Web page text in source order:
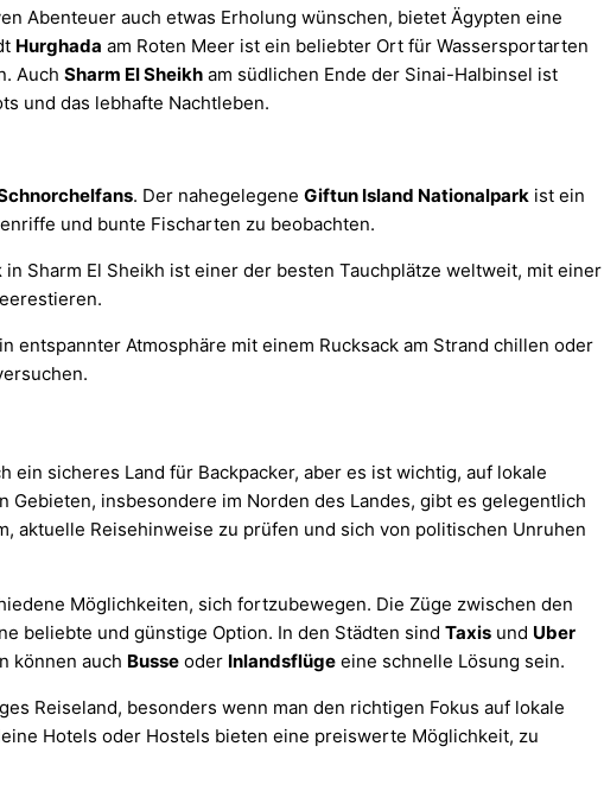
Abenteuer auch etwas Erholung wünschen, bietet Ägypten eine
Hurghada am Roten Meer ist ein beliebter Ort für Wassersportarten
Auch Sharm El Sheikh am südlichen Ende der Sinai-Halbinsel ist
und das lebhafte Nachtleben.
. Der nahegelegene Giftun Island Nationalpark ist ein
und bunte Fischarten zu beobachten.
in Sharm El Sheikh ist einer der besten Tauchplätze weltweit, mit einer
entspannter Atmosphäre mit einem Rucksack am Strand chillen oder
ein sicheres Land für Backpacker, aber es ist wichtig, auf lokale
Gebieten, insbesondere im Norden des Landes, gibt es gelegentlich
aktuelle Reisehinweise zu prüfen und sich von politischen Unruhen
Möglichkeiten, sich fortzubewegen. Die Züge zwischen den
beliebte und günstige Option. In den Städten sind Taxis und Uber
können auch Busse oder Inlandsflüge eine schnelle Lösung sein.
Reiseland, besonders wenn man den richtigen Fokus auf lokale
Hotels oder Hostels bieten eine preiswerte Möglichkeit, zu